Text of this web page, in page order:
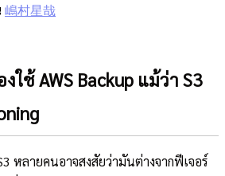
嶋村星哉
ใช้ AWS Backup แม้ว่า S3
หลายคนอาจสงสัยว่ามันต่างจากฟีเจอร์